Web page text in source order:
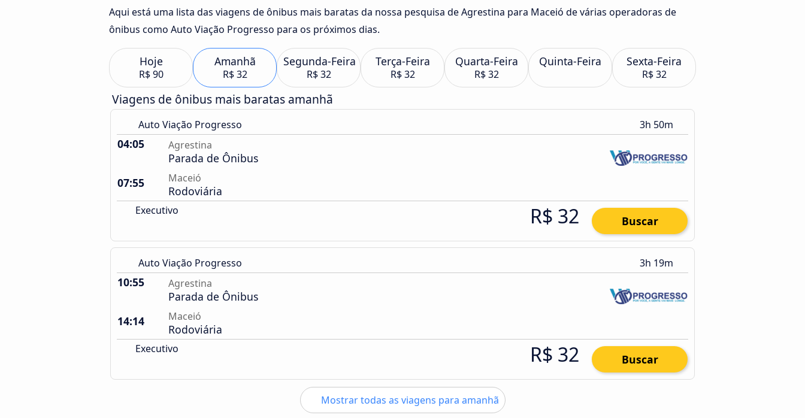
Aqui está uma lista das viagens de ônibus mais baratas da nossa pesquisa de Agrestina para Maceió de várias operadoras de
ônibus como Auto Viação Progresso para os próximos dias.
Hoje
R$ 90
Amanhã
R$ 32
Segunda-Feira
R$ 32
Terça-Feira
R$ 32
Quarta-Feira
R$ 32
Quinta-Feira Sexta-Feira
R$ 32
Viagens de ônibus mais baratas amanhã
Auto Viação Progresso 3h 50m
04:05 Agrestina
Parada de Ônibus
07:55
Maceió
Rodoviária
Executivo R$ 32 Buscar
Auto Viação Progresso 3h 19m
10:55 Agrestina
Parada de Ônibus
14:14
Maceió
Rodoviária
Executivo R$ 32 Buscar
Mostrar todas as viagens para amanhã